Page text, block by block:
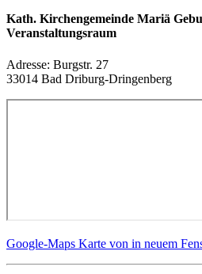
Kath. Kirchengemeinde Mariä
Veranstaltungsraum
Adresse: Burgstr. 27
33014 Bad Driburg-Dringenberg
Google-Maps Karte von in neuem